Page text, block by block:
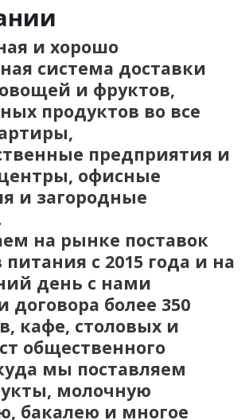
и хорошо
система доставки
и фруктов,
продуктов во все
предприятия и
офисные
и загородные
на рынке поставок
питания с 2015 года и на
день с нами
договора более 350
кафе, столовых и
общественного
мы поставляем
молочную
бакалею и многое